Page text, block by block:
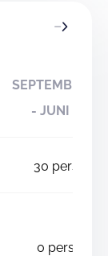
SEPTEMBER
- JUNI
30 pers.
0 pers.